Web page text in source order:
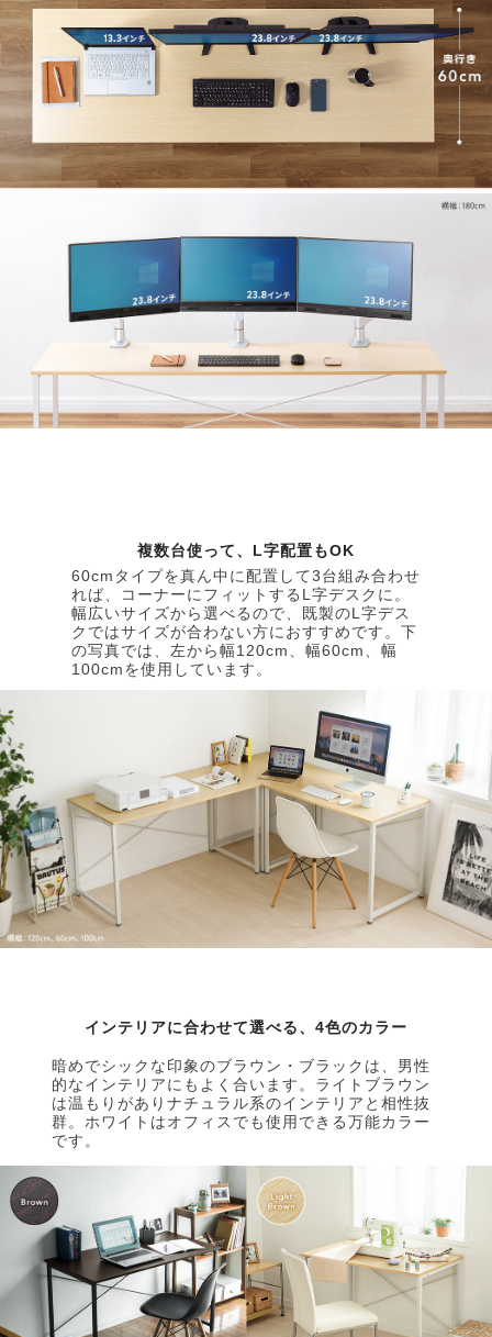
複数台使って、L字配置もOK
60cmタイプを真ん中に配置して3台組み合わせ
れば、コーナーにフィットするL字デスクに。
幅広いサイズから選べるので、既製のL字デス
クではサイズが合わない方におすすめです。下
の写真では、左から幅120cm、幅60cm、幅
100cmを使用しています。
インテリアに合わせて選べる、4色のカラー
暗めでシックな印象のブラウン・ブラックは、男性
的なインテリアにもよく合います。ライトブラウン
は温もりがありナチュラル系のインテリアと相性抜
群。ホワイトはオフィスでも使用できる万能カラー
です。